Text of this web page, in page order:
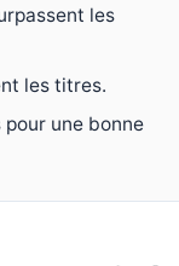
les
les titres.
une bonne